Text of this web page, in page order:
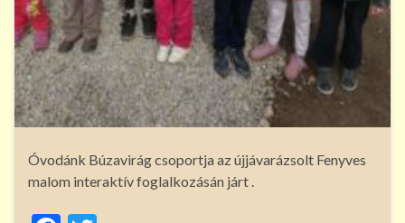
Óvodánk Búzavirág csoportja az újjávarázsolt Fenyves
malom interaktív foglalkozásán járt .